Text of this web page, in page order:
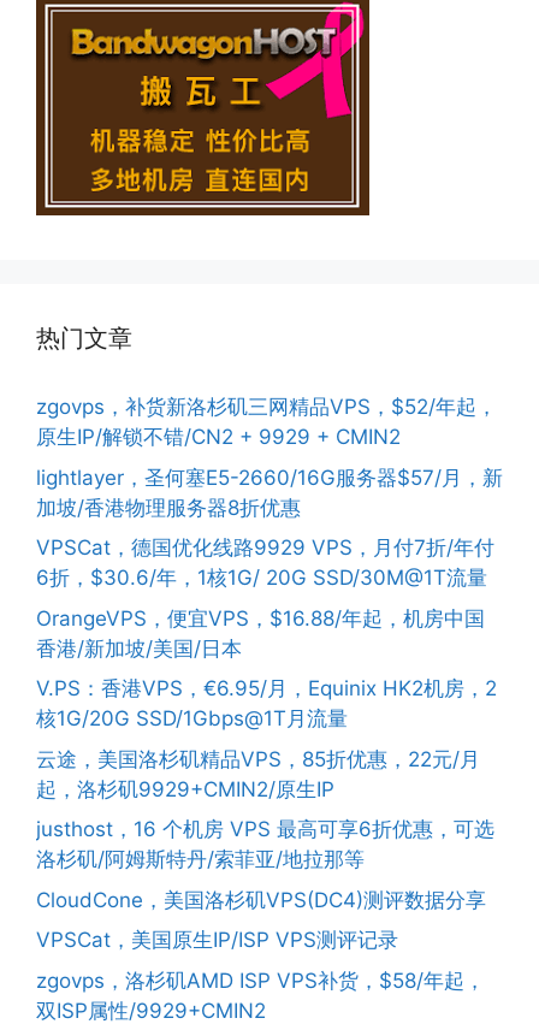
热门文章
zgovps，补货新洛杉矶三网精品VPS，$52/年起，
原生IP/解锁不错/CN2 + 9929 + CMIN2
lightlayer，圣何塞E5-2660/16G服务器$57/月，新
加坡/香港物理服务器8折优惠
VPSCat，德国优化线路9929 VPS，月付7折/年付
6折，$30.6/年，1核1G/ 20G SSD/30M@1T流量
OrangeVPS，便宜VPS，$16.88/年起，机房中国
香港/新加坡/美国/日本
V.PS：香港VPS，€6.95/月，Equinix HK2机房，2
核1G/20G SSD/1Gbps@1T月流量
云途，美国洛杉矶精品VPS，85折优惠，22元/月
起，洛杉矶9929+CMIN2/原生IP
justhost，16 个机房 VPS 最高可享6折优惠，可选
洛杉矶/阿姆斯特丹/索菲亚/地拉那等
CloudCone，美国洛杉矶VPS(DC4)测评数据分享
VPSCat，美国原生IP/ISP VPS测评记录
zgovps，洛杉矶AMD ISP VPS补货，$58/年起，
双ISP属性/9929+CMIN2